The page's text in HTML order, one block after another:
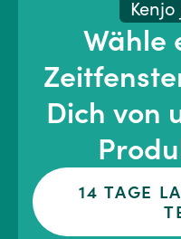
Wähle
Dich von
14 TAGE